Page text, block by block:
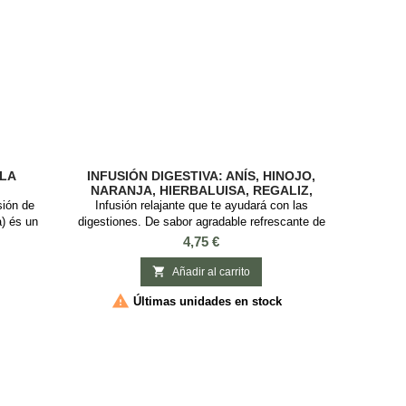
de
és un
remedio
ido
INFUSIÓN DIGESTIVA: ANÍS, HINOJO,
NARANJA, HIERBALUISA, REGALIZ,
MENTA
Infusión relajante que te ayudará con las
digestiones. De sabor agradable refrescante de
notas cítricas, espaciadas y florales.
INGREDIENTES: todos los ingredientes son
orgánicos, flores de manzanilla, Anís,
hierbaluisa, hinojo dulce, cáscara de naranja,
regaliz, menta, menta verde. SABOR: Dulce,
Precio
4,75 €
 Añadir al carrito
 Últimas unidades en stock